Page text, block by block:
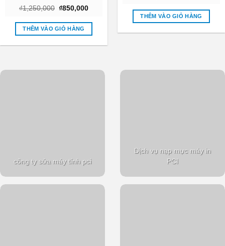
₫1,250,000 Giá
là:
₫1,250,000.
₫850,000Giá
tại
₫850,000.
THÊM VÀO GIỎ HÀNG
là:
₫450,000.
tại
THÊM VÀO GIỎ HÀNG
công ty sửa máy tính pci
Dịch vụ nạp mực máy in
PCI